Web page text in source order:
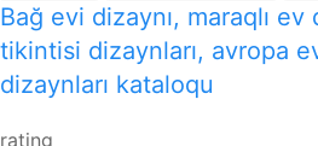
Bağ evi dizaynı, maraqlı ev
tikintisi dizaynları, avropa
dizaynları kataloqu
rating